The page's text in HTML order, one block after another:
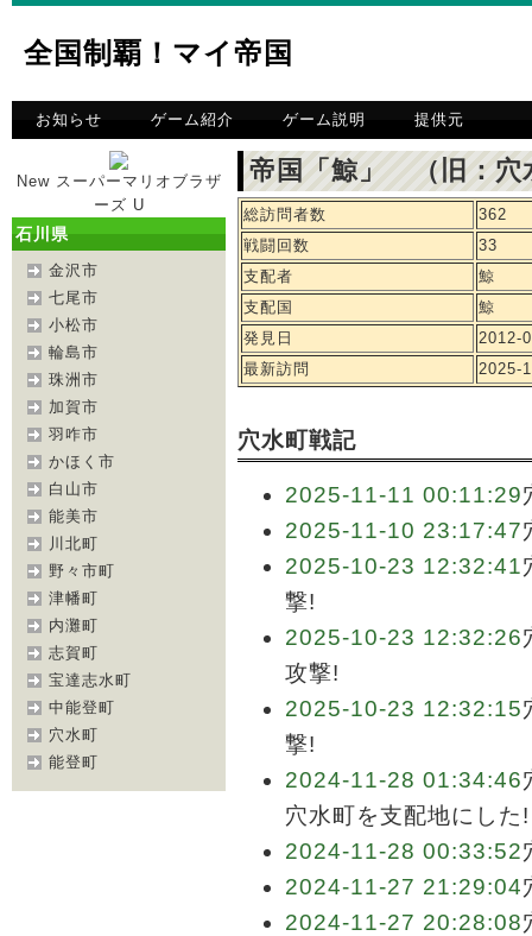
全国制覇！マイ帝国
お知らせ ゲーム紹介 ゲーム説明 提供元
New スーパーマリオブラザ
ーズ U
石川県
金沢市
七尾市
小松市
輪島市
珠洲市
加賀市
羽咋市
かほく市
白山市
能美市
川北町
野々市町
津幡町
内灘町
志賀町
宝達志水町
中能登町
穴水町
能登町
帝国「鯨」 （旧：穴
総訪問者数
362
戦闘回数
33
支配者
鯨
支配国
鯨
発見日
2012-
最新訪問
2025-
穴水町戦記
2025-11-11 00:11:29
2025-11-10 23:17:47
2025-10-23 12:32:41
撃!
2025-10-23 12:32:26
攻撃!
2025-10-23 12:32:15
撃!
2024-11-28 01:34:46
穴水町を支配地にした!
2024-11-28 00:33:52
2024-11-27 21:29:04
2024-11-27 20:28:08